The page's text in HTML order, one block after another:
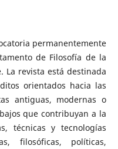
permanentemente
de Filosofía de la
La revista está destinada
orientados hacia las
antiguas, modernas o
que contribuyan a la
técnicas y tecnologías
filosóficas, políticas,